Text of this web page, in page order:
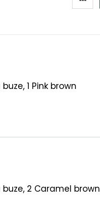
1 Pink brown
2 Caramel brown